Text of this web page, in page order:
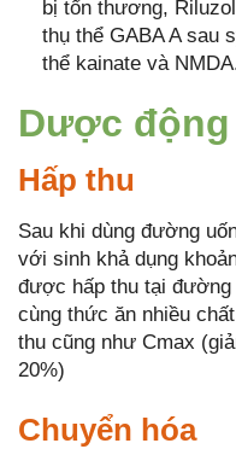
bị tổn thương,
thụ thể GABA A sau
thể kainate và
Dược
Hấp thu
Sau khi dùng đường
với sinh khả dụng
được hấp thu tại đường
cùng thức ăn nhiều
thu cũng như Cmax
20%)
Chuyển hóa